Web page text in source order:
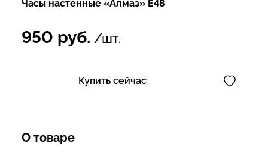
Часы настенные «Алмаз» E48
950 руб. /шт.
Купить сейчас
О товаре